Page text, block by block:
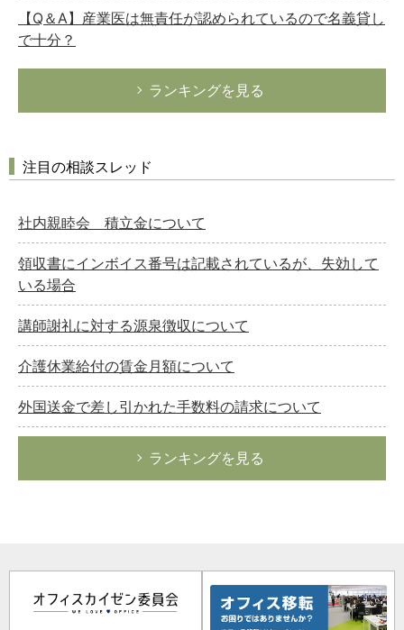
【Q＆A】産業医は無責任が認められているので名義貸し
で十分？
ランキングを見る
注目の相談スレッド
社内親睦会 積立金について
領収書にインボイス番号は記載されているが、失効して
いる場合
講師謝礼に対する源泉徴収について
介護休業給付の賃金月額について
外国送金で差し引かれた手数料の請求について
ランキングを見る